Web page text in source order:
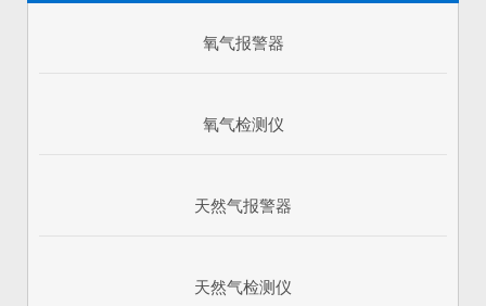
氧气报警器
氧气检测仪
天然气报警器
天然气检测仪